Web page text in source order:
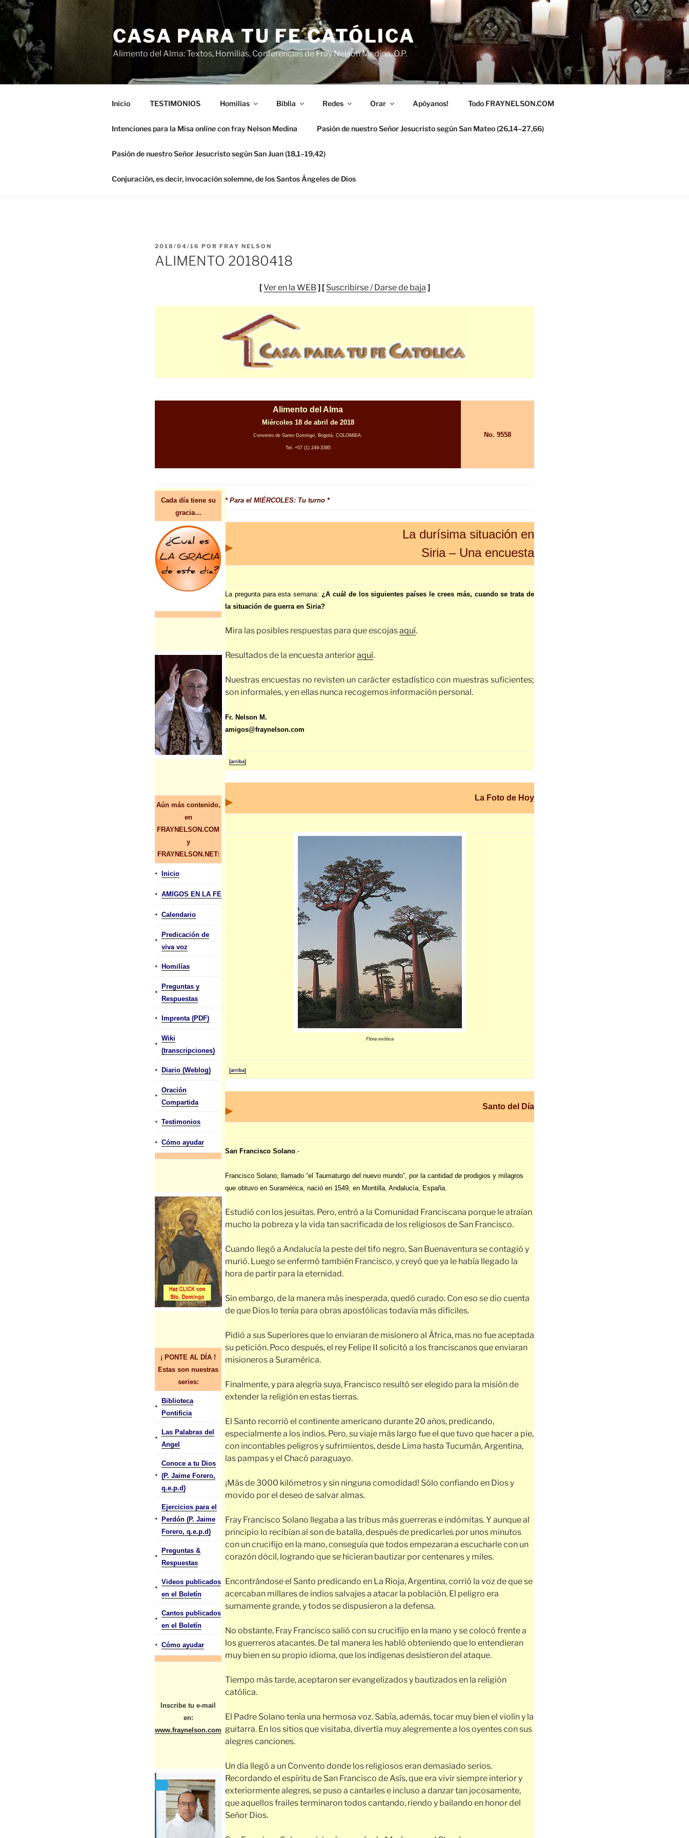
Saltar
contenido
CASA PARA TU FE CATÓLICA
Alimento del Alma: Textos, Homilias, Conferencias de Fray Nelson Medina, O.P.
Inicio TESTIMONIOS Homilías Biblia Redes Orar Apóyanos! Todo FRAYNELSON.COM
Intenciones para la Misa onlinecon fray Nelson Medina Pasión de nuestro Señor Jesucristo según San Mateo (26,14–27,66)
Pasión de nuestro Señor Jesucristo según San Juan (18,1–19,42)
Conjuración, es decir, invocación solemne, de los Santos Ángeles de Dios
PUBLICADO
EL
2018/04/16 POR FRAY NELSON
ALIMENTO 20180418
[Ver en la WEB] [ Suscribirse / Darse de baja ]
Alimento del Alma
Miércoles 18 de abril de 2018
Convento de Santo Domingo, Bogotá, COLOMBIA.
Tel. +57 (1) 249-3385
No. 9558
Cada día tiene su
gracia…
Aún más contenido,
en
FRAYNELSON.COM
y
FRAYNELSON.NET:
• Inicio
• AMIGOS EN LA FE
• Calendario
•
Predicación de
viva voz
• Homilías
•
Preguntas y
Respuestas
• Imprenta (PDF)
•
Wiki
(transcripciones)
• Diario (Weblog)
•
Oración
Compartida
• Testimonios
• Cómo ayudar
¡ PONTE AL DÍA !
Estas son nuestras
series:
•
Biblioteca
Pontificia
•
Las Palabras del
Angel
•
Conoce a tu Dios
(P. Jaime Forero,
q.e.p.d)
•
Ejercicios para el
Perdón (P. Jaime
Forero, q.e.p.d)
•
Preguntas &
Respuestas
•
Videos publicados
en el Boletín
•
Cantos publicados
en el Boletín
• Cómo ayudar
Inscribe tu e-mail
en:
www.fraynelson.com
* Para el MIÉRCOLES: Tu turno *
La durísima situación en
Siria – Una encuesta
La pregunta para esta semana:¿A cuál de los siguientes países le crees más, cuando se trata de
la situación de guerra en Siria?
Mira las posibles respuestas para que escojasaquí.
Resultados de la encuesta anterioraquí.
Nuestras encuestas no revisten un carácter estadístico con muestras suficientes;
son informales, y en ellas nunca recogemos información personal.
Fr. Nelson M.
amigos@fraynelson.com
[arriba]
La Foto de Hoy
Flora exótica
[arriba]
Santo del Día
San Francisco Solano.-
Francisco Solano, llamado “el Taumaturgo del nuevo mundo”, por la cantidad de prodigios y milagros
que obtuvo en Suramérica, nació en 1549, en Montilla, Andalucía, España.
Estudió con los jesuitas. Pero, entró a la Comunidad Franciscana porque le atraían
mucho la pobreza y la vida tan sacrificada de los religiosos de San Francisco.
Cuando llegó a Andalucía la peste del tifo negro, San Buenaventura se contagió y
murió. Luego se enfermó también Francisco, y creyó que ya le había llegado la
hora de partir para la eternidad.
Sin embargo, de la manera más inesperada, quedó curado. Con eso se dio cuenta
de que Dios lo tenía para obras apostólicas todavía más difíciles.
Pidió a sus Superiores que lo enviaran de misionero al África, mas no fue aceptada
su petición. Poco después, el rey Felipe II solicitó a los franciscanos que enviaran
misioneros a Suramérica.
Finalmente, y para alegría suya, Francisco resultó ser elegido para la misión de
extender la religión en estas tierras.
El Santo recorrió el continente americano durante 20 años, predicando,
especialmente a los indios. Pero, su viaje más largo fue el que tuvo que hacer a pie,
con incontables peligros y sufrimientos, desde Lima hasta Tucumán, Argentina,
las pampas y el Chacó paraguayo.
¡Más de 3000 kilómetros y sin ninguna comodidad! Sólo confiando en Dios y
movido por el deseo de salvar almas.
Fray Francisco Solano llegaba a las tribus más guerreras e indómitas. Y aunque al
principio lo recibían al son de batalla, después de predicarles por unos minutos
con un crucifijo en la mano, conseguía que todos empezaran a escucharle con un
corazón dócil, logrando que se hicieran bautizar por centenares y miles.
Encontrándose el Santo predicando en La Rioja, Argentina, corrió la voz de que se
acercaban millares de indios salvajes a atacar la población. El peligro era
sumamente grande, y todos se dispusieron a la defensa.
No obstante, Fray Francisco salió con su crucifijo en la mano y se colocó frente a
los guerreros atacantes. De tal manera les habló obteniendo que lo entendieran
muy bien en su propio idioma, que los indígenas desistieron del ataque.
Tiempo más tarde, aceptaron ser evangelizados y bautizados en la religión
católica.
El Padre Solano tenía una hermosa voz. Sabía, además, tocar muy bien el violín y la
guitarra. En los sitios que visitaba, divertía muy alegremente a los oyentes con sus
alegres canciones.
Un día llegó a un Convento donde los religiosos eran demasiado serios.
Recordando el espíritu de San Francisco de Asís, que era vivir siempre interior y
exteriormente alegres, se puso a cantarles e incluso a danzar tan jocosamente,
que aquellos frailes terminaron todos cantando, riendo y bailando en honor del
Señor Dios.